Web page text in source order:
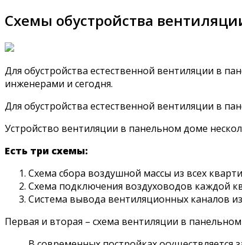
Схемы обустройства
Для обустройства естественной вентиляции в
инженерами и сегодня.
Для обустройства естественной вентиляции в
Устройство вентиляции в панельном доме
Есть три схемы:
Схема сбора воздушной массы из всех
Схема подключения воздуховодов каждой
Система вывода вентиляционных каналов
Первая и вторая – схема вентиляции в